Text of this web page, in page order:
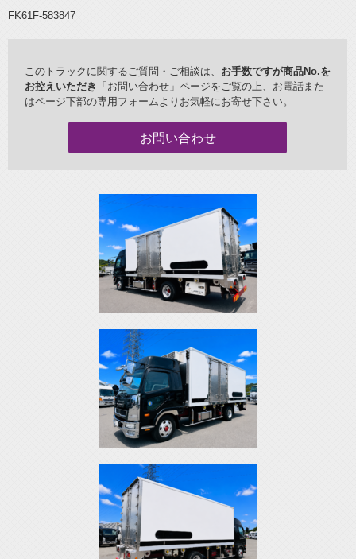
FK61F-583847
このトラックに関するご質問・ご相談は、 お手数ですが商品No.を
お控えいただき 「お問い合わせ」ページをご覧の上、お電話また
はページ下部の専用フォームよりお気軽にお寄せ下さい。
お問い合わせ